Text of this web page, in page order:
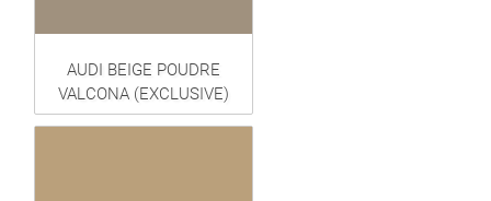
AUDI BEIGE POUDRE
VALCONA (EXCLUSIVE)